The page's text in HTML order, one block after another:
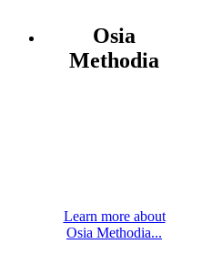
Osia
Methodia
Learn more about
Osia Methodia...